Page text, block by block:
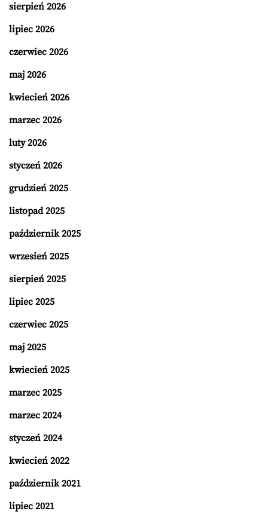
sierpień 2026
lipiec 2026
czerwiec 2026
maj 2026
kwiecień 2026
marzec 2026
luty 2026
styczeń 2026
grudzień 2025
listopad 2025
październik 2025
wrzesień 2025
sierpień 2025
lipiec 2025
czerwiec 2025
maj 2025
kwiecień 2025
marzec 2025
marzec 2024
styczeń 2024
kwiecień 2022
październik 2021
lipiec 2021